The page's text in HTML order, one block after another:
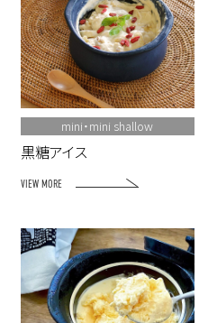
mini・mini shallow
黒糖アイス
VIEW MORE